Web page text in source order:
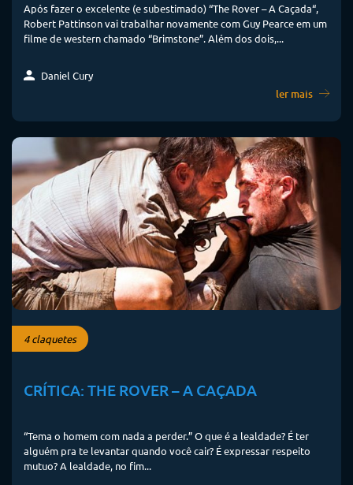
Após fazer o excelente (e subestimado) “The Rover – A Caçada“,
Robert Pattinson vai trabalhar novamente com Guy Pearce em um
filme de western chamado “Brimstone”. Além dos dois,...
Daniel Cury
ler mais
4 claquetes
CRÍTICA: THE ROVER – A CAÇADA
“Tema o homem com nada a perder.” O que é a lealdade? É ter
alguém pra te levantar quando você cair? É expressar respeito
mutuo? A lealdade, no fim...